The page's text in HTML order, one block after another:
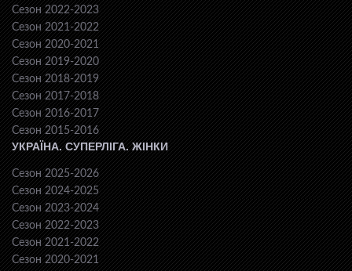
Сезон 2022-2023
Сезон 2021-2022
Сезон 2020-2021
Сезон 2019-2020
Сезон 2018-2019
Сезон 2017-2018
Сезон 2016-2017
Сезон 2015-2016
УКРАЇНА. СУПЕРЛІГА. ЖІНКИ
Сезон 2025-2026
Сезон 2024-2025
Сезон 2023-2024
Сезон 2022-2023
Сезон 2021-2022
Сезон 2020-2021